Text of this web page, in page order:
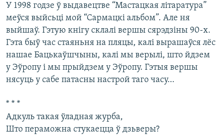
У 1998 годзе ў выдавецтве “Мастацкая літаратура”
меўся выйсьці мой “Сармацкі альбом”. Але ня
выйшаў. Гэтую кнігу склалі вершы сярэдзіны 90-х.
Гэта быў час стаяньня на пляцы, калі вырашаўся лёс
нашае Бацькаўшчыны, калі мы верылі, што йдзем
у Эўропу і мы прыйдзем у Эўропу. Гэтыя вершы
нясуць у сабе патасны настрой таго часу…
* * *
Адкуль такая ўладная журба,
Што пераможна стукаецца ў дзьверы?